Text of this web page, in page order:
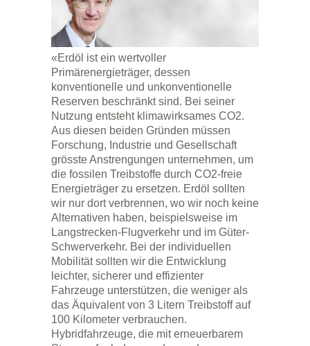
«Erdöl ist ein wertvoller
Primärenergieträger, dessen
konventionelle und unkonventionelle
Reserven beschränkt sind. Bei seiner
Nutzung entsteht klimawirksames CO2.
Aus diesen beiden Gründen müssen
Forschung, Industrie und Gesellschaft
grösste Anstrengungen unternehmen, um
die fossilen Treibstoffe durch CO2-freie
Energieträger zu ersetzen. Erdöl sollten
wir nur dort verbrennen, wo wir noch keine
Alternativen haben, beispielsweise im
Langstrecken-Flugverkehr und im Güter-
Schwerverkehr. Bei der individuellen
Mobilität sollten wir die Entwicklung
leichter, sicherer und effizienter
Fahrzeuge unterstützen, die weniger als
das Äquivalent von 3 Litern Treibstoff auf
100 Kilometer verbrauchen.
Hybridfahrzeuge, die mit erneuerbarem